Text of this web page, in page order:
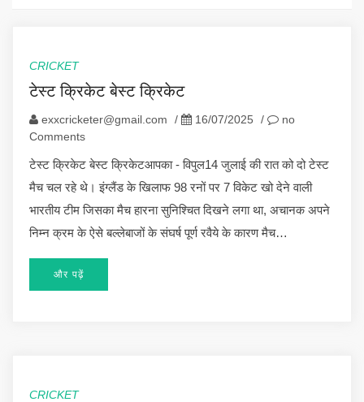
CRICKET
टेस्ट क्रिकेट बेस्ट क्रिकेट
exxcricketer@gmail.com / 16/07/2025 /
no
Comments
टेस्ट क्रिकेट बेस्ट क्रिकेटआपका - विपुल14 जुलाई की रात को दो टेस्ट
मैच चल रहे थे। इंग्लैंड के खिलाफ 98 रनों पर 7 विकेट खो देने वाली
भारतीय टीम जिसका मैच हारना सुनिश्चित दिखने लगा था, अचानक अपने
निम्न क्रम के ऐसे बल्लेबाजों के संघर्ष पूर्ण रवैये के कारण मैच…
और पढ़ें
CRICKET